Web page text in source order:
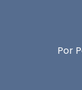
Por